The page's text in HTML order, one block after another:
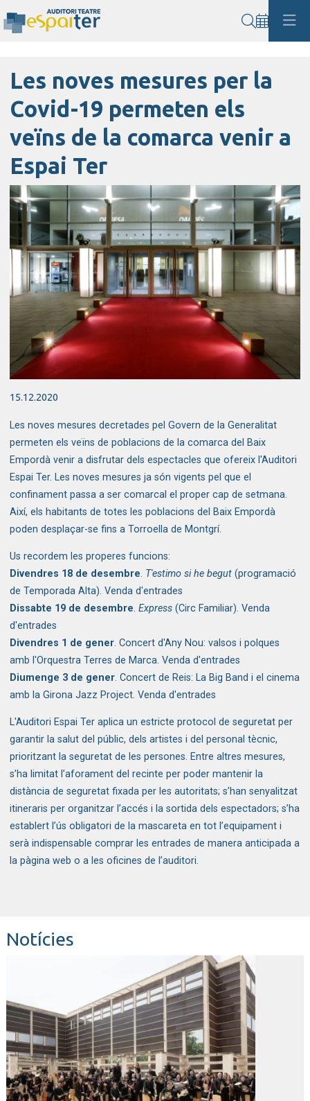
Les noves mesures per la
Covid-19 permeten els
veïns de la comarca venir a
Espai Ter
15.12.2020
Les noves mesures decretades pel Govern de la Generalitat
permeten els veïns de poblacions de la comarca del Baix
Empordà venir a disfrutar dels espectacles que ofereix l'Auditori
Espai Ter. Les noves mesures ja són vigents pel que el
confinament passa a ser comarcal el proper cap de setmana.
Així, els habitants de totes les poblacions del Baix Empordà
poden desplaçar-se fins a Torroella de Montgrí.
Us recordem les properes funcions:
Divendres 18 de desembre. T'estimo si he begut (programació
de Temporada Alta).Venda d'entrades
Dissabte 19 de desembre.Express(Circ Familiar).Venda
d'entrades
Divendres 1 de gener. Concert d'Any Nou: valsos i polques
amb l'Orquestra Terres de Marca.Venda d'entrades
Diumenge 3 de gener. Concert de Reis: La Big Band i el cinema
amb la Girona Jazz Project.Venda d'entrades
L'Auditori Espai Ter aplica un estricte protocol de seguretat per
garantir la salut del públic, dels artistes i del personal tècnic,
prioritzant la seguretat de les persones. Entre altres mesures,
s’ha limitat l’aforament del recinte per poder mantenir la
distància de seguretat fixada per les autoritats; s’han senyalitzat
itineraris per organitzar l’accés i la sortida dels espectadors; s’ha
establert l’ús obligatori de la mascareta en tot l’equipament i
serà indispensable comprar les entrades de manera anticipada a
la pàgina web o a les oficines de l’auditori.
Notícies